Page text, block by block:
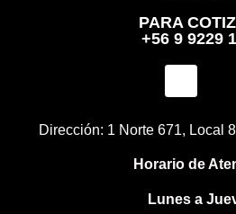
PARA
+56 9 9229
Dirección: 1 Norte 671, Local
Horario de
Lunes a